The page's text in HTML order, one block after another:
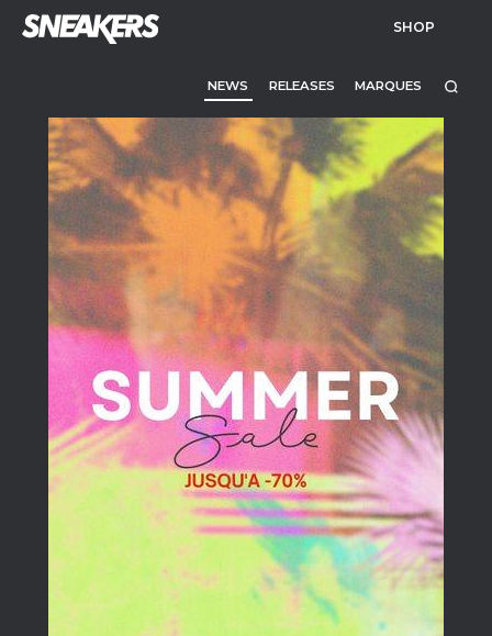
SHOP
NEWS RELEASES MARQUES